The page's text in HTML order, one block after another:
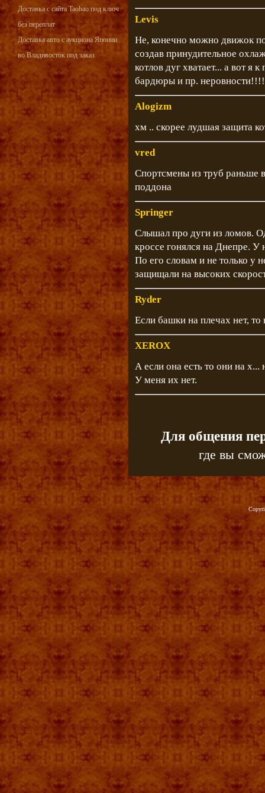
Доставка с сайта Taobao под ключ
без переплат
Доставка авто с аукциона Японии
во Владивосток под заказ
Levis
Не, конечно можно движок
создав принудительное
котлов дуг хватает... а вот я
бардюры и пр. неровности!!!!
Alogizm
хм .. скорее лудшая защита
vred
Спортсмены из труб раньше
поддона
Springer
Слышал про дуги из ломов.
кроссе гонялся на Днепре. У
По его словам и не только у
защищали на высоких
Ryder
Если башки на плечах нет,
XEROX
А если она есть то они на
У меня их нет.
Для общения
где вы